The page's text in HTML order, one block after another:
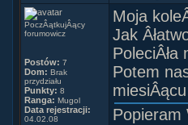
PoczÂątkujÂący
forumowicz
Postów: 7
Dom: Brak
przydziału
Punkty: 8
Ranga: Mugol
Data rejestracji:
04.02.08
Moja
Jak
Potem
Popieram